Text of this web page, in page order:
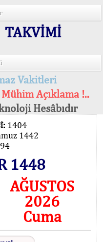
TAKVİMİ
Vakitleri
Açıklama !..
Hesâbıdır
1404
1442
94
1448
AĞUSTOS
2026
Cuma